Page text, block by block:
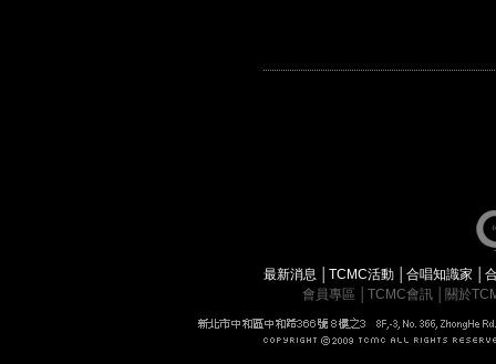
最新消息 │TCMC活動 │合唱知識家 │
會員專區
TCMC會訊 關於